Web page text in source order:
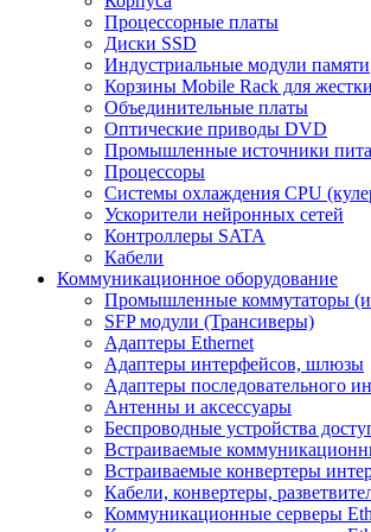
Процессорные платы
Диски SSD
Индустриальные модули памяти
Корзины Mobile Rack для
Объединительные платы
Оптические приводы DVD
Промышленные источники
Процессоры
Системы охлаждения CPU
Ускорители нейронных сетей
Контроллеры SATA
Кабели
Коммуникационное оборудование
Промышленные коммутаторы
SFP модули (Трансиверы)
Адаптеры Ethernet
Адаптеры интерфейсов, шлюзы
Адаптеры последовательного
Антенны и аксессуары
Беспроводные устройства
Встраиваемые
Встраиваемые конвертеры
Кабели, конвертеры,
Коммуникационные серверы